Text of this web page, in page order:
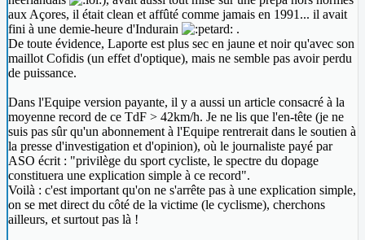
aux Açores, il était clean et affûté comme jamais en 1991... il avait
fini à une demie-heure d'Indurain
.
De toute évidence, Laporte est plus sec en jaune et noir qu'avec son
maillot Cofidis (un effet d'optique), mais ne semble pas avoir perdu
de puissance.
Dans l'Equipe version payante, il y a aussi un article consacré à la
moyenne record de ce TdF > 42km/h. Je ne lis que l'en-tête (je ne
suis pas sûr qu'un abonnement à l'Equipe rentrerait dans le soutien à
la presse d'investigation et d'opinion), où le journaliste payé par
ASO écrit : "privilège du sport cycliste, le spectre du dopage
constituera une explication simple à ce record".
Voilà : c'est important qu'on ne s'arrête pas à une explication simple,
on se met direct du côté de la victime (le cyclisme), cherchons
ailleurs, et surtout pas là !